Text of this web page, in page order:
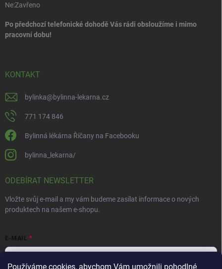
Používáme cookies, abychom Vám umožnili pohodlné
Ne:Zavřeno
Po předchozí telefonické dohodě Vás rádi obsloužíme i mimo
pracovní dobu!
KONTAKT
bylinka@bylinna-lekarna.cz
771 174 846
Bylinná lékárna Říčany na Facebooku
bylinna_lekarna/
ODEBÍRAT NEWSLETTER
Vložte svůj e-mail a my vám budeme zasílat informace o nových
produktech na našem e-shopu.
E-MAIL